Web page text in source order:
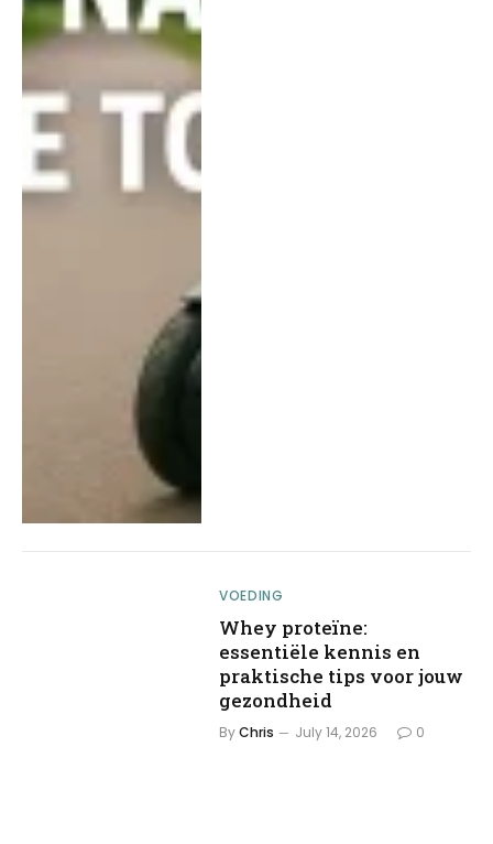
VOEDING
Whey proteïne:
essentiële kennis en
praktische tips voor jouw
gezondheid
ByChris July 14, 2026 0